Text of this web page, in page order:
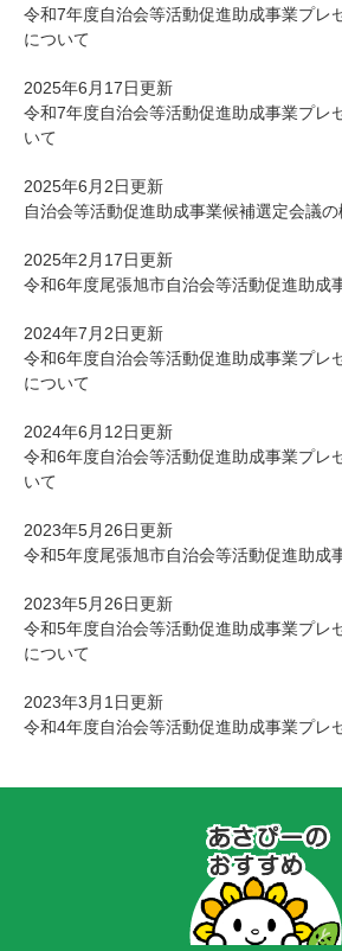
令和7年度自治会等活動促進助成事業プレ
について
2025年6月17日更新
令和7年度自治会等活動促進助成事業プレ
いて
2025年6月2日更新
自治会等活動促進助成事業候補選定会議
2025年2月17日更新
令和6年度尾張旭市自治会等活動促進助成
2024年7月2日更新
令和6年度自治会等活動促進助成事業プレ
について
2024年6月12日更新
令和6年度自治会等活動促進助成事業プレ
いて
2023年5月26日更新
令和5年度尾張旭市自治会等活動促進助成
2023年5月26日更新
令和5年度自治会等活動促進助成事業プレ
について
2023年3月1日更新
令和4年度自治会等活動促進助成事業プレ
の
お
す